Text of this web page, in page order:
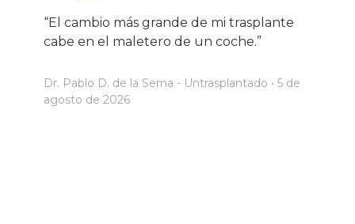
“El cambio más grande de mi trasplante
cabe en el maletero de un coche.”
Dr. Pablo D. de la Serna - Untrasplantado
5 de
agosto de 2026